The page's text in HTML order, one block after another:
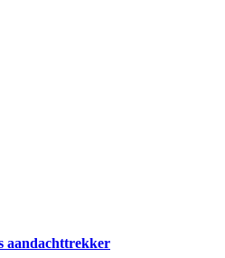
aandachttrekker